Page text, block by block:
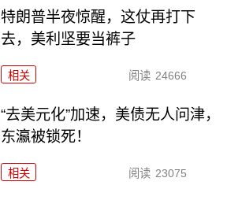
特朗普半夜惊醒，这仗再打下
去，美利坚要当裤子
相关 阅读 24666
“去美元化”加速，美债无人问津，
东瀛被锁死！
相关 阅读 23075